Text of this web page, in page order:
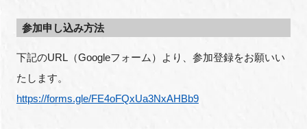
参加申し込み方法
下記のURL（Googleフォーム）より、参加登録をお願いい
たします。
https://forms.gle/FE4oFQxUa3NxAHBb9